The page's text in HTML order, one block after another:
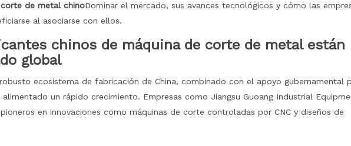
de metal chinoDominar el mercado, sus avances tecnológicos y cómo las
al asociarse con ellos.
chinos de máquina de corte de metal están
global
ecosistema de fabricación de China, combinado con el apoyo gubernamental
un rápido crecimiento. Empresas como Jiangsu Guoang Industrial
en innovaciones como máquinas de corte controladas por CNC y diseños de